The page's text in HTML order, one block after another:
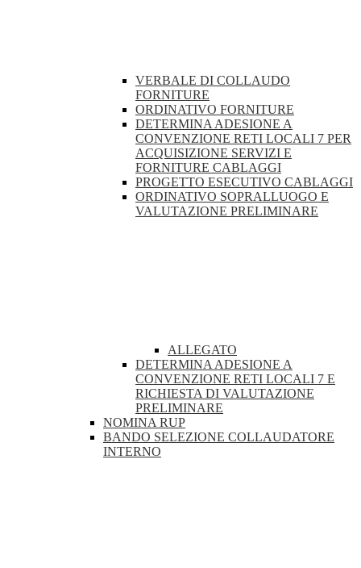
VERBALE DI COLLAUDO
FORNITURE
ORDINATIVO FORNITURE
DETERMINA ADESIONE A
CONVENZIONE RETI LOCALI 7 PER
ACQUISIZIONE SERVIZI E
FORNITURE CABLAGGI
PROGETTO ESECUTIVO CABLAGGI
ORDINATIVO SOPRALLUOGO E
VALUTAZIONE PRELIMINARE
ALLEGATO
DETERMINA ADESIONE A
CONVENZIONE RETI LOCALI 7 E
RICHIESTA DI VALUTAZIONE
PRELIMINARE
NOMINA RUP
BANDO SELEZIONE COLLAUDATORE
INTERNO